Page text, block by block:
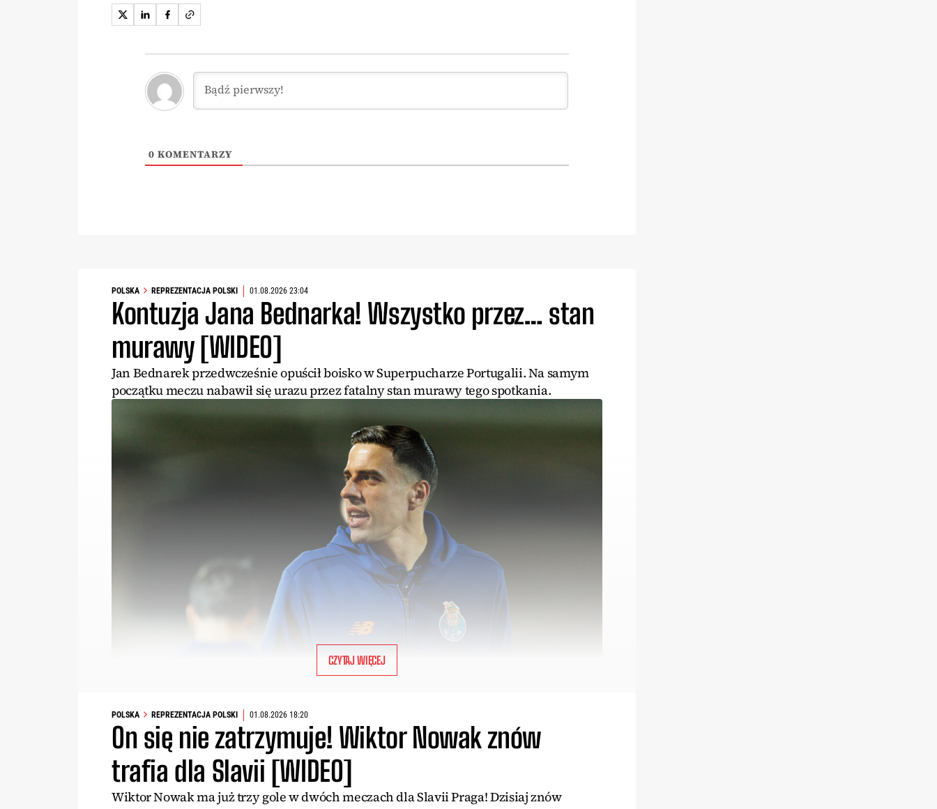
0 KOMENTARZY
POLSKA REPREZENTACJA POLSKI 01.08.2026 23:04
Kontuzja Jana Bednarka! Wszystko przez… stan
murawy [WIDEO]
Jan Bednarek przedwcześnie opuścił boisko w Superpucharze Portugalii. Na samym
początku meczu nabawił się urazu przez fatalny stan murawy tego spotkania.
CZYTAJ WIĘCEJ
POLSKA REPREZENTACJA POLSKI 01.08.2026 18:20
On się nie zatrzymuje! Wiktor Nowak znów
trafia dla Slavii [WIDEO]
Wiktor Nowak ma już trzy gole w dwóch meczach dla Slavii Praga! Dzisiaj znów